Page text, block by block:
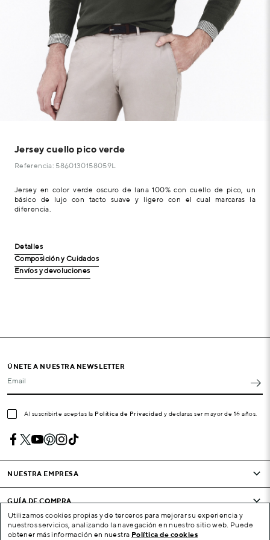
Jersey cuello pico verde
Referencia: 5860130158059L
Jersey en color verde oscuro de lana 100% con cuello de pico, un
básico de lujo con tacto suave y ligero con el cual marcaras la
diferencia.
Detalles
Composición y Cuidados
Envíos y devoluciones
ÚNETE A NUESTRA NEWSLETTER
Email
Al suscribirte aceptas la Política de Privacidad y declaras ser mayor de 16 años.
NUESTRA EMPRESA
GUÍA DE COMPRA
CONDICIONES Y EMPRESA
Utilizamos cookies propias y de terceros para mejorar su experiencia y
nuestros servicios, analizando la navegación en nuestro sitio web. Puede
obtener más información en nuestra Política de cookies